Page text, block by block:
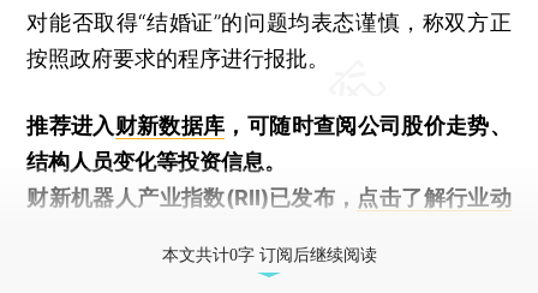
对能否取得“结婚证”的问题均表态谨慎，称双方正
按照政府要求的程序进行报批。
推荐进入财新数据库 ，可随时查阅公司股价走势、
结构人员变化等投资信息。
财新机器人产业指数(RII)已发布， 点击了解行业动
本文共计0字 订阅后继续阅读